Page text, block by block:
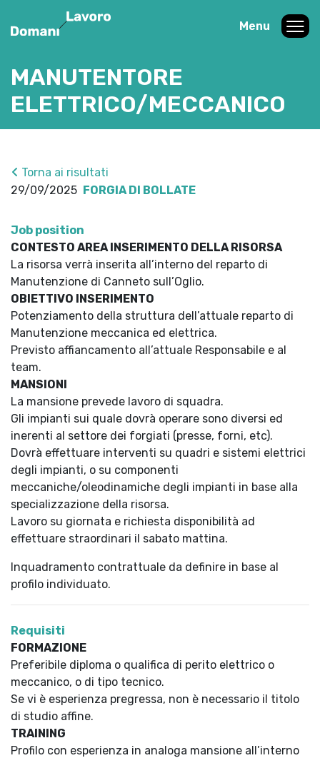
Menu
MANUTENTORE
ELETTRICO/MECCANICO
Torna ai risultati
29/09/2025 FORGIA DI BOLLATE
Job position
CONTESTO AREA INSERIMENTO DELLA RISORSA
La risorsa verrà inserita all’interno del reparto di
Manutenzione di Canneto sull’Oglio.
OBIETTIVO INSERIMENTO
Potenziamento della struttura dell’attuale reparto di
Manutenzione meccanica ed elettrica.
Previsto affiancamento all’attuale Responsabile e al
team.
MANSIONI
La mansione prevede lavoro di squadra.
Gli impianti sui quale dovrà operare sono diversi ed
inerenti al settore dei forgiati (presse, forni, etc).
Dovrà effettuare interventi su quadri e sistemi elettrici
degli impianti, o su componenti
meccaniche/oleodinamiche degli impianti in base alla
specializzazione della risorsa.
Lavoro su giornata e richiesta disponibilità ad
effettuare straordinari il sabato mattina.
Inquadramento contrattuale da definire in base al
profilo individuato.
Requisiti
FORMAZIONE
Preferibile diploma o qualifica di perito elettrico o
meccanico, o di tipo tecnico.
Se vi è esperienza pregressa, non è necessario il titolo
di studio affine.
TRAINING
Profilo con esperienza in analoga mansione all’interno